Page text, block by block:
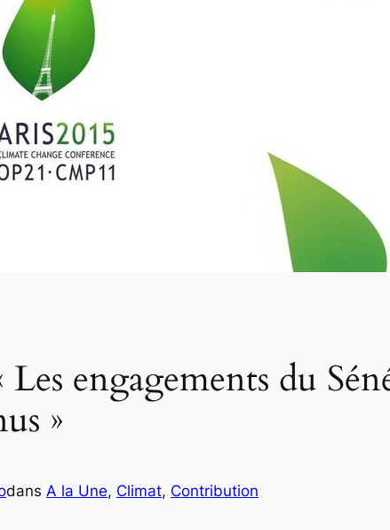
engagements du
»
dans A la Une, Climat, Contribution